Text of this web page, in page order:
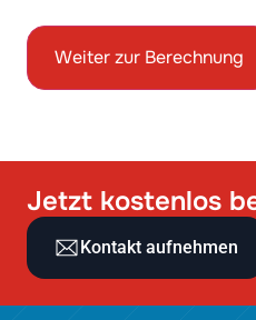
Jetzt kostenlos
Kontakt aufnehmen